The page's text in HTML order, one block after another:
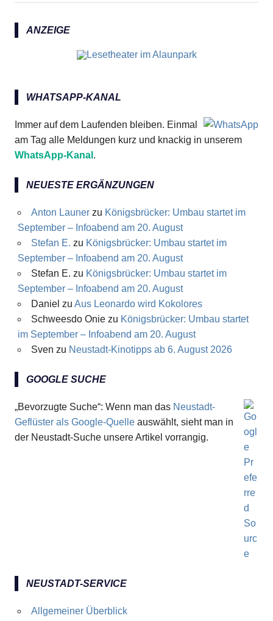
ANZEIGE
WHATSAPP-KANAL
Immer auf dem Laufenden bleiben. Einmal
am Tag alle Meldungen kurz und knackig in unserem
WhatsApp-Kanal .
NEUESTE ERGÄNZUNGEN
Anton Launerzu Königsbrücker: Umbau startet im
September – Infoabend am 20. August
Stefan E. zu Königsbrücker: Umbau startet im
September – Infoabend am 20. August
Stefan E. zu Königsbrücker: Umbau startet im
September – Infoabend am 20. August
Daniel zu Aus Leonardo wird Kokolores
Schweesdo Oniezu Königsbrücker: Umbau startet
im September – Infoabend am 20. August
Sven zu Neustadt-Kinotipps ab 6. August 2026
GOOGLE SUCHE
„Bevorzugte Suche“: Wenn man das Neustadt-
Geflüster als Google-Quelle auswählt, sieht man in
der Neustadt-Suche unsere Artikel vorrangig.
NEUSTADT-SERVICE
Allgemeiner Überblick